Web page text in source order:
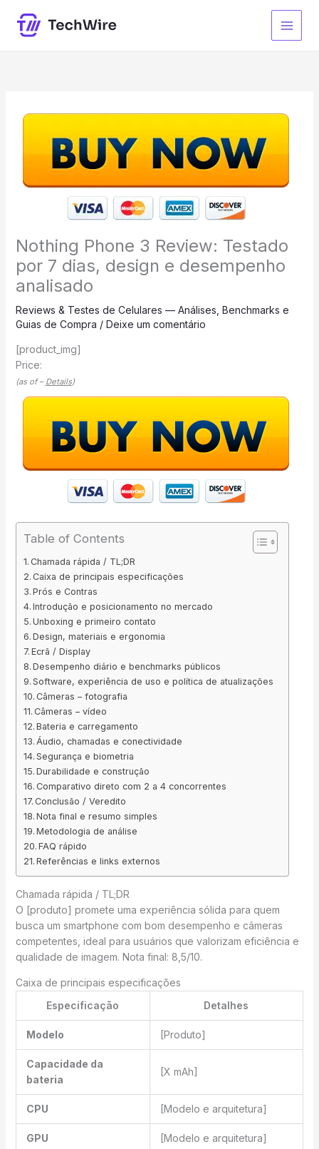
para
Nothing Phone 3 Review: Testado
por 7 dias, design e desempenho
analisado
Reviews & Testes de Celulares — Análises, Benchmarks e
Guias de Compra / Deixe um comentário
[product_img]
Price:
(as of – Details)
Table of Contents
Chamada rápida / TL;DR
Caixa de principais especificações
Prós e Contras
Introdução e posicionamento no mercado
Unboxing e primeiro contato
Design, materiais e ergonomia
Ecrã / Display
Desempenho diário e benchmarks públicos
Software, experiência de uso e política de atualizações
Câmeras – fotografia
Câmeras – vídeo
Bateria e carregamento
Áudio, chamadas e conectividade
Segurança e biometria
Durabilidade e construção
Comparativo direto com 2 a 4 concorrentes
Conclusão / Veredito
Nota final e resumo simples
Metodologia de análise
FAQ rápido
Referências e links externos
Chamada rápida / TL;DR
O [produto] promete uma experiência sólida para quem
busca um smartphone com bom desempenho e câmeras
competentes, ideal para usuários que valorizam eficiência e
qualidade de imagem. Nota final: 8,5/10.
Caixa de principais especificações
Especificação
Detalhes
Modelo [Produto]
Capacidade da
bateria
[X mAh]
CPU [Modelo e arquitetura]
GPU [Modelo e arquitetura]